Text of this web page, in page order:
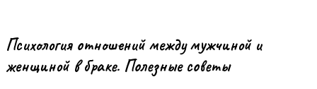
Психология отношений между мужчиной и
женщиной в браке. Полезные советы